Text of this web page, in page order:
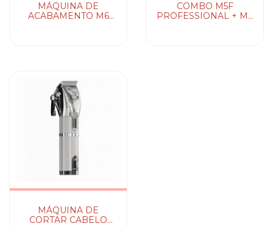
MÁQUINA DE
ACABAMENTO M6
COMBO M5F
PROFESSIONAL + M6
MÁQUINA DE
CORTAR CABELO